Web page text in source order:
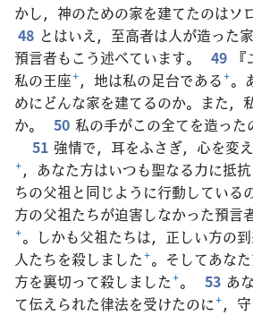
かし，神のための家を建てたのはソ
48 とはいえ，至高者は人が造った
預言者もこう述べています。
49
私の王座+，地は私の足台である+。
めにどんな家を建てるのか。また，
か。
50 私の手がこの全てを造った
51 強情で，耳をふさぎ，心を変
+，あなた方はいつも聖なる力に抵
ちの父祖と同じように行動している
方の父祖たちが迫害しなかった預言
+。しかも父祖たちは，正しい方の
人たちを殺しました+。そしてあな
方を裏切って殺しました+。 53 あ
て伝えられた律法を受けたのに+，